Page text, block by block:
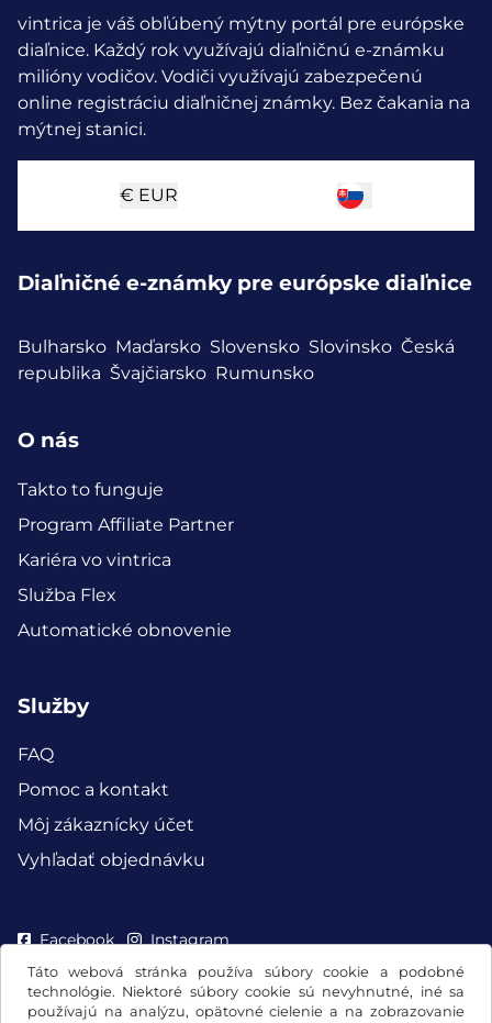
Táto webová stránka používa súbory cookie a podobné
technológie. Niektoré súbory cookie sú nevyhnutné, iné sa
používajú na analýzu, opätovné cielenie a na zobrazovanie
vintrica je váš obľúbený mýtny portál pre európske
diaľnice. Každý rok využívajú diaľničnú e-známku
milióny vodičov. Vodiči využívajú zabezpečenú
online registráciu diaľničnej známky. Bez čakania na
mýtnej stanici.
€ EUR
Diaľničné e-známky pre európske diaľnice
Bulharsko Maďarsko Slovensko Slovinsko Česká
republika Švajčiarsko Rumunsko
O nás
Takto to funguje
Program Affiliate Partner
Kariéra vo vintrica
Služba Flex
Automatické obnovenie
Služby
FAQ
Pomoc a kontakt
Môj zákaznícky účet
Vyhľadať objednávku
Facebook Instagram